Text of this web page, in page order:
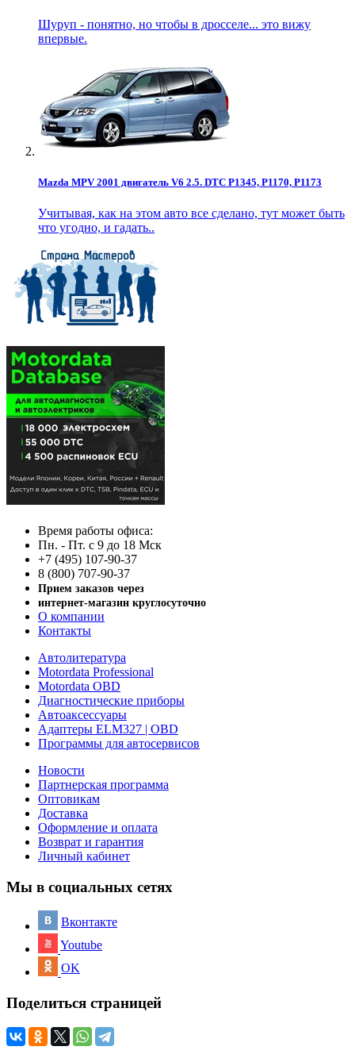
Шуруп - понятно, но чтобы в дросселе... это вижу
впервые.
Mazda MPV 2001 двигатель V6 2.5. DTC P1345, P1170, P1173
Учитывая, как на этом авто все сделано, тут может быть
что угодно, и гадать..
Время работы офиса:
Пн. - Пт. с 9 до 18 Мск
+7 (495) 107-90-37
8 (800) 707-90-37
Прием заказов через
интернет-магазин круглосуточно
О компании
Контакты
Автолитература
Motordata Professional
Motordata OBD
Диагностические приборы
Автоаксессуары
Адаптеры ELM327 | OBD
Программы для автосервисов
Новости
Партнерская программа
Оптовикам
Доставка
Оформление и оплата
Возврат и гарантия
Личный кабинет
Мы в социальных сетях
Вконтакте
Youtube
OK
Поделиться страницей